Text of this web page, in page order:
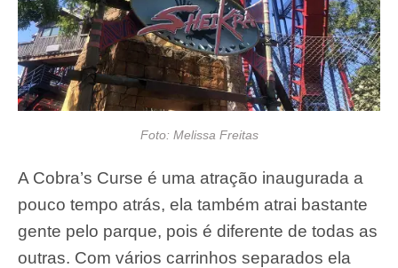
Foto: Melissa Freitas
A Cobra’s Curse é uma atração inaugurada a
pouco tempo atrás, ela também atrai bastante
gente pelo parque, pois é diferente de todas as
outras. Com vários carrinhos separados ela